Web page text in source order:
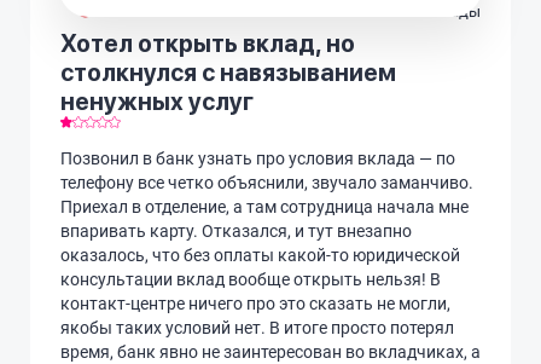
Хотел открыть вклад, но
столкнулся с навязыванием
ненужных услуг
Вклады
Позвонил в банк узнать про условия вклада — по
телефону все четко объяснили, звучало заманчиво.
Приехал в отделение, а там сотрудница начала мне
впаривать карту. Отказался, и тут внезапно
оказалось, что без оплаты какой-то юридической
консультации вклад вообще открыть нельзя! В
контакт-центре ничего про это сказать не могли,
якобы таких условий нет. В итоге просто потерял
время, банк явно не заинтересован во вкладчиках, а